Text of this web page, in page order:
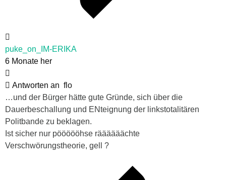
puke_on_IM-ERIKA
6 Monate her
Antworten an flo
…und der Bürger hätte gute Gründe, sich über die
Dauerbeschallung und ENteignung der linkstotalitären
Politbande zu beklagen.
Ist sicher nur pöööööhse räääääächte
Verschwörungstheorie, gell ?